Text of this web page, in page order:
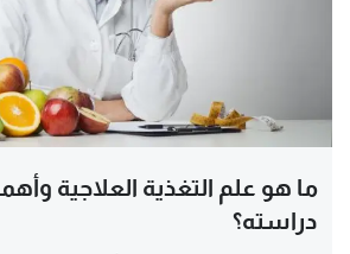
ما هو علم التغذية العلاجية
دراسته؟